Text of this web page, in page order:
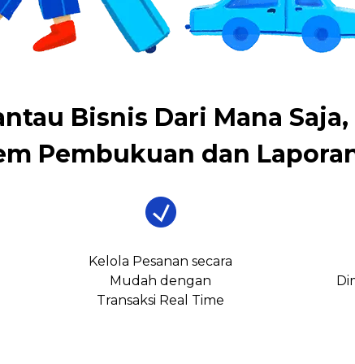
Bisnis Dari Mana Saja,
Pembukuan dan
Kelola Pesanan secara
Mudah dengan
Transaksi Real Time